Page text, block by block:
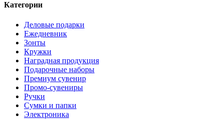
Категории
Деловые подарки
Ежедневник
Зонты
Кружки
Наградная продукция
Подарочные наборы
Премиум сувенир
Промо-сувениры
Ручки
Сумки и папки
Электроника